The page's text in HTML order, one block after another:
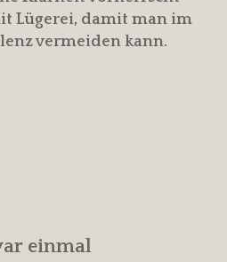
Lügerei, damit man im
vermeiden kann.
einmal